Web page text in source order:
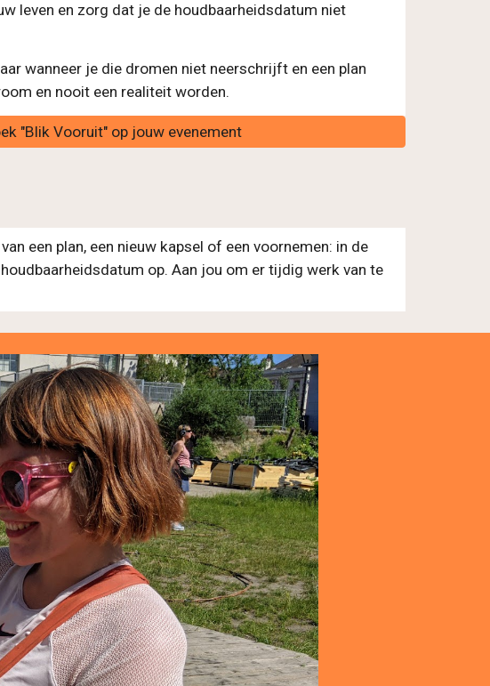
leven en zorg dat je de houdbaarheidsdatum niet
wanneer je die dromen niet neerschrijft en een plan
en nooit een realiteit worden.
"Blik Vooruit" op jouw evenement
een plan, een nieuw kapsel of een voornemen: in de
op. Aan jou om er tijdig werk van te